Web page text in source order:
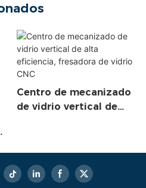
Centro de mecanizado
de vidrio vertical de